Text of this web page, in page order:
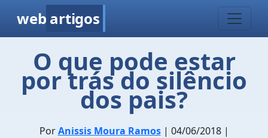
web artigos
O que pode estar
por trás do silêncio
dos pais?
PorAnissis Moura Ramos| 04/06/2018 |